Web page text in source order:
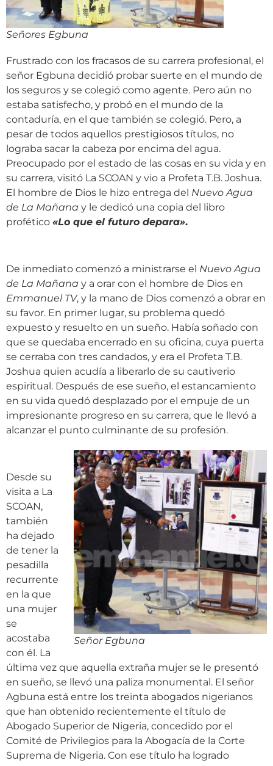
Señores Egbuna
Frustrado con los fracasos de su carrera profesional, el
señor Egbuna decidió probar suerte en el mundo de
los seguros y se colegió como agente. Pero aún no
estaba satisfecho, y probó en el mundo de la
contaduría, en el que también se colegió. Pero, a
pesar de todos aquellos prestigiosos títulos, no
lograba sacar la cabeza por encima del agua.
Preocupado por el estado de las cosas en su vida y en
su carrera, visitó La SCOAN y vio a Profeta T.B. Joshua.
El hombre de Dios le hizo entrega del Nuevo Agua
de La Mañana y le dedicó una copia del libro
profético «Lo que el futuro depara».
De inmediato comenzó a ministrarse el Nuevo Agua
de La Mañana y a orar con el hombre de Dios en
Emmanuel TV, y la mano de Dios comenzó a obrar en
su favor. En primer lugar, su problema quedó
expuesto y resuelto en un sueño. Había soñado con
que se quedaba encerrado en su oficina, cuya puerta
se cerraba con tres candados, y era el Profeta T.B.
Joshua quien acudía a liberarlo de su cautiverio
espiritual. Después de ese sueño, el estancamiento
en su vida quedó desplazado por el empuje de un
impresionante progreso en su carrera, que le llevó a
alcanzar el punto culminante de su profesión.
Señor Egbuna
Desde su
visita a La
SCOAN,
también
ha dejado
de tener la
pesadilla
recurrente
en la que
una mujer
se
acostaba
con él. La
última vez que aquella extraña mujer se le presentó
en sueño, se llevó una paliza monumental. El señor
Agbuna está entre los treinta abogados nigerianos
que han obtenido recientemente el título de
Abogado Superior de Nigeria, concedido por el
Comité de Privilegios para la Abogacía de la Corte
Suprema de Nigeria. Con ese título ha logrado